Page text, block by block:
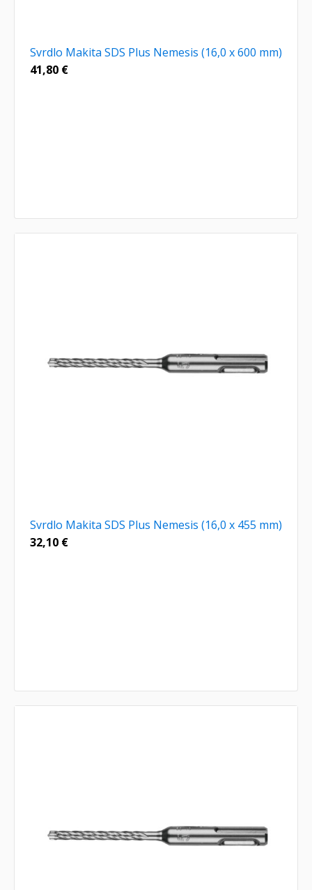
Svrdlo Makita SDS Plus Nemesis (16,0 x 600 mm)
41,80 €
Svrdlo Makita SDS Plus Nemesis (16,0 x 455 mm)
32,10 €